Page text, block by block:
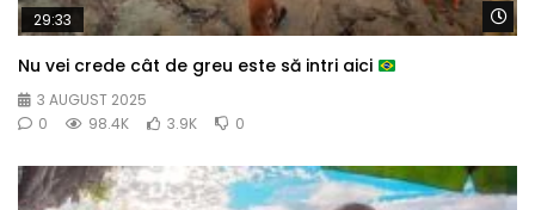
29:33
Nu vei crede cât de greu este să intri aici
3 AUGUST 2025
0
98.4K 3.9K 0